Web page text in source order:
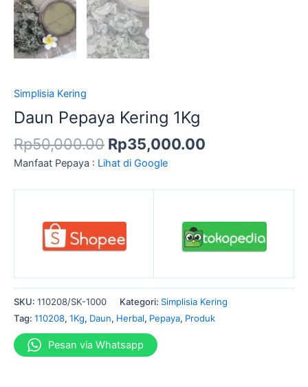
Simplisia Kering
Daun Pepaya Kering 1Kg
Rp50,000.00 Rp35,000.00
Manfaat Pepaya : Lihat di Google
SKU: 110208/SK-1000 Kategori: Simplisia Kering
Tag: 110208, 1Kg, Daun, Herbal, Pepaya, Produk
Pesan via Whatsapp